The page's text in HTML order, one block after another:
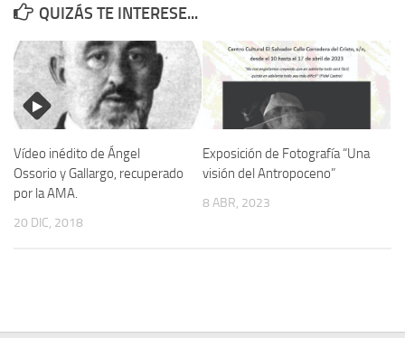
1947).
Informe Represión en Toledo 1936-1947 | Buscador
Informe de la fosa de abril de 1939 de Tembleque
Enciclopedia Republicana
Militantes históricos IR
Personajes republicanos
Izquierda Republicana. Agrupaciones y Militantes (1934-1939)
QUIZÁS TE INTERESE...
Vídeo inédito de Ángel
Ossorio y Gallargo, recuperado
por la AMA.
20 DIC, 2018
Exposición de Fotografía “Una
visión del Antropoceno”
8 ABR, 2023